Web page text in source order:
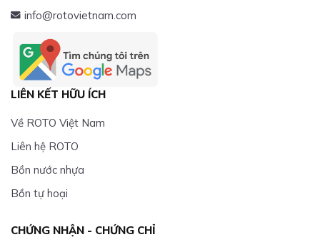
info@rotovietnam.com
LIÊN KẾT HỮU ÍCH
Về ROTO Việt Nam
Liên hệ ROTO
Bồn nước nhựa
Bồn tự hoại
CHỨNG NHẬN - CHỨNG CHỈ